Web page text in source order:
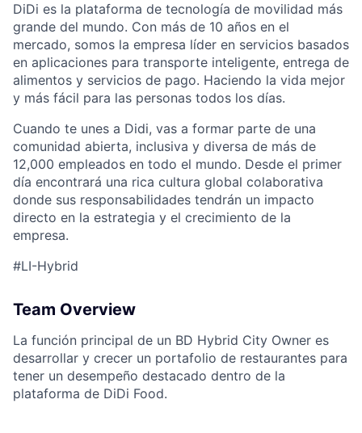
ACME Homepage
DiDi es la plataforma de tecnología de movilidad más
grande del mundo. Con más de 10 años en el
mercado, somos la empresa líder en servicios basados
en aplicaciones para transporte inteligente, entrega de
alimentos y servicios de pago. Haciendo la vida mejor
y más fácil para las personas todos los días.
Cuando te unes a Didi, vas a formar parte de una
comunidad abierta, inclusiva y diversa de más de
12,000 empleados en todo el mundo. Desde el primer
día encontrará una rica cultura global colaborativa
donde sus responsabilidades tendrán un impacto
directo en la estrategia y el crecimiento de la
empresa.
#LI-Hybrid
Team Overview
La función principal de un BD Hybrid City Owner es
desarrollar y crecer un portafolio de restaurantes para
tener un desempeño destacado dentro de la
plataforma de DiDi Food.